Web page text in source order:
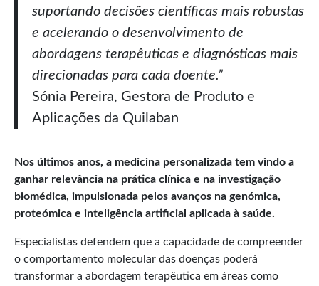
suportando decisões científicas mais robustas
e acelerando o desenvolvimento de
abordagens terapêuticas e diagnósticas mais
direcionadas para cada doente.”
Sónia Pereira, Gestora de Produto e
Aplicações da Quilaban
Nos últimos anos, a medicina personalizada tem vindo a
ganhar relevância na prática clínica e na investigação
biomédica, impulsionada pelos avanços na genómica,
proteómica e inteligência artificial aplicada à saúde.
Especialistas defendem que a capacidade de compreender
o comportamento molecular das doenças poderá
transformar a abordagem terapêutica em áreas como